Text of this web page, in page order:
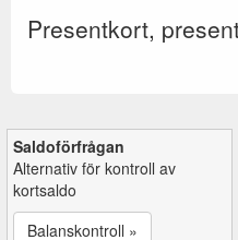
Presentkort,
Saldoförfrågan
Alternativ för kontroll av
kortsaldo
Balanskontroll »